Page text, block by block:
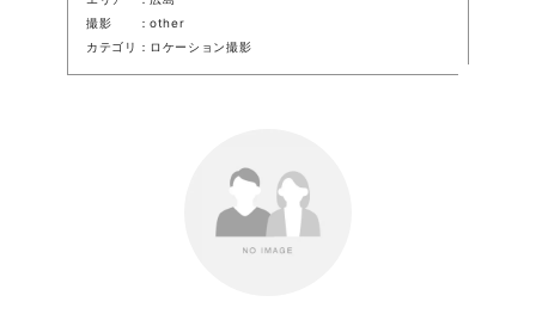
撮影
other
カテゴリ
ロケーション撮影